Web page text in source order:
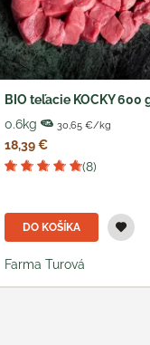
BIO teľacie KOCKY 600
0.6kg
30,65 €/kg
18,39 €
(8)
DO KOŠÍKA
Farma Turová